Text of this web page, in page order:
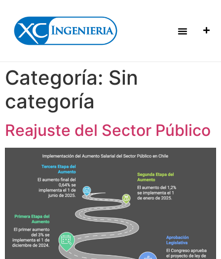
Categoría: Sin
categoría
Reajuste del Sector Público